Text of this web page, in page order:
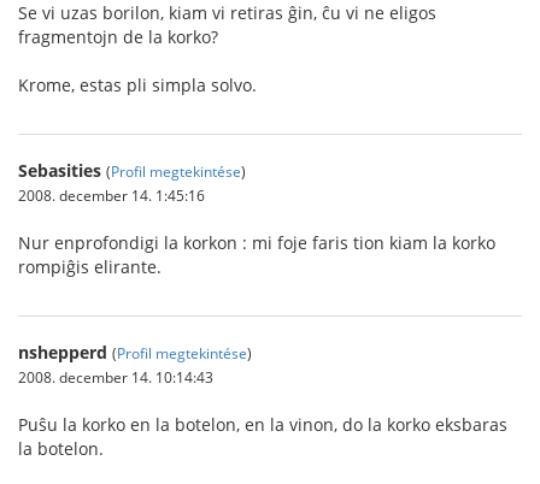
Se vi uzas borilon, kiam vi retiras ĝin, ĉu vi ne eligos
fragmentojn de la korko?
Krome, estas pli simpla solvo.
Sebasities (Profil megtekintése)
2008. december 14. 1:45:16
Nur enprofondigi la korkon : mi foje faris tion kiam la korko
rompiĝis elirante.
nshepperd (Profil megtekintése)
2008. december 14. 10:14:43
Puŝu la korko en la botelon, en la vinon, do la korko eksbaras
la botelon.